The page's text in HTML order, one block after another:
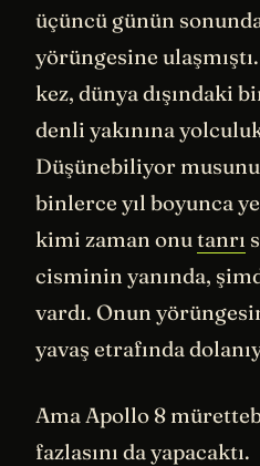
üçüncü günün
yörüngesine
kez, dünya dışındaki
denli yakınına
Düşünebiliyor
binlerce yıl boyunca
kimi zaman onutanrı
cisminin yanında,
vardı. Onun
yavaş etrafında
Ama Apollo 8
fazlasını da yapacaktı.